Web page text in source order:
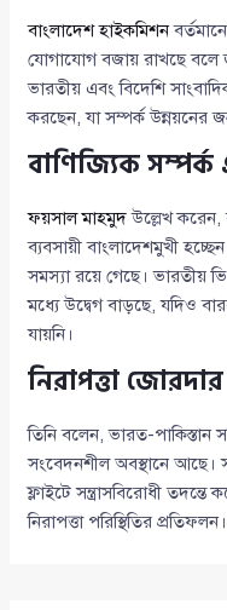
বাংলাদেশ হাইকমিশন
যোগাযোগ বজায় রাখছে বলে
ভারতীয় এবং বিদেশি
করছেন, যা সম্পর্ক উন্নয়নের
বাণিজ্যিক
ফয়সাল মাহমুদউল্লেখ
ব্যবসায়ী বাংলাদেশমুখী
সমস্যা রয়ে গেছে। ভারতীয়
মধ্যে উদ্বেগ বাড়ছে, যদিও
যায়নি।
নিরাপত্তা
তিনি বলেন, ভারত-পাকিস্তান
সংবেদনশীল অবস্থানে আছে।
ফ্লাইটে সন্ত্রাসবিরোধী
নিরাপত্তা পরিস্থিতির প্রতিফলন।